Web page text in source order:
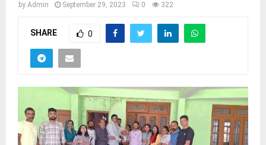
by Admin September 29, 2023 0 322
SHARE 0